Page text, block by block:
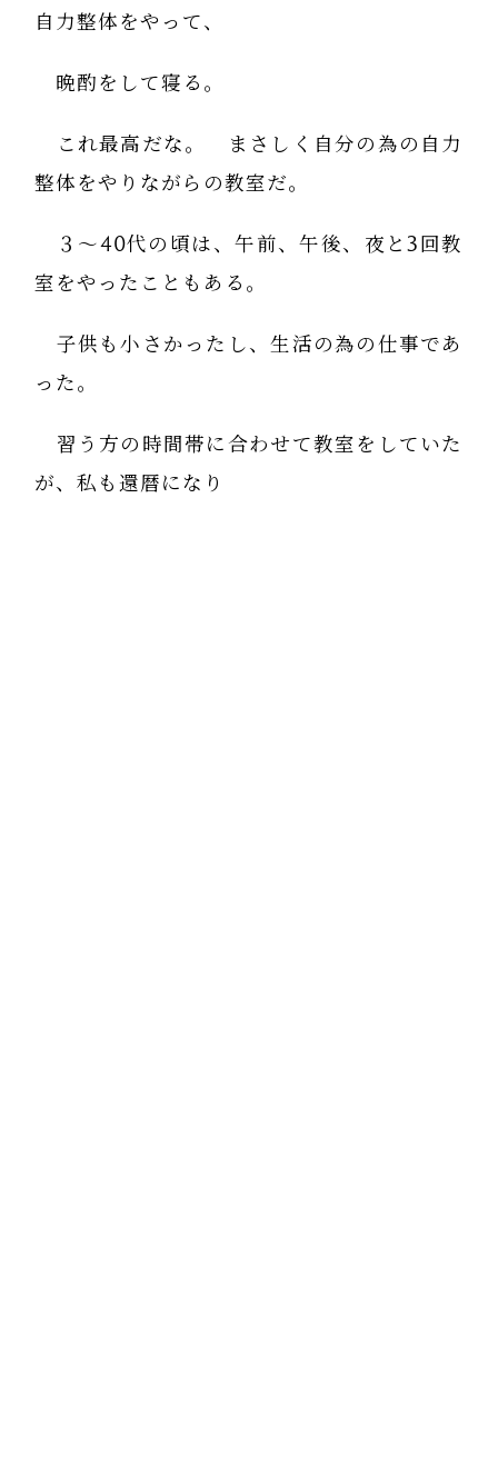
自力整体をやって、
晩酌をして寝る。
これ最高だな。 まさしく自分の為の自力
整体をやりながらの教室だ。
３～40代の頃は、午前、午後、夜と3回教
室をやったこともある。
子供も小さかったし、生活の為の仕事であ
った。
習う方の時間帯に合わせて教室をしていた
が、私も還暦になり